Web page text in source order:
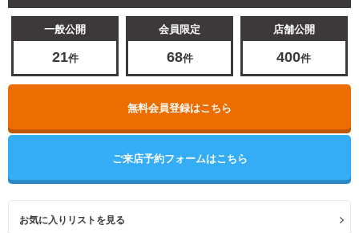
一般公開
21件
会員限定
68件
店舗公開
400件
無料会員登録はこちら
ご来店予約フォームはこちら
お気に入りリストを見る